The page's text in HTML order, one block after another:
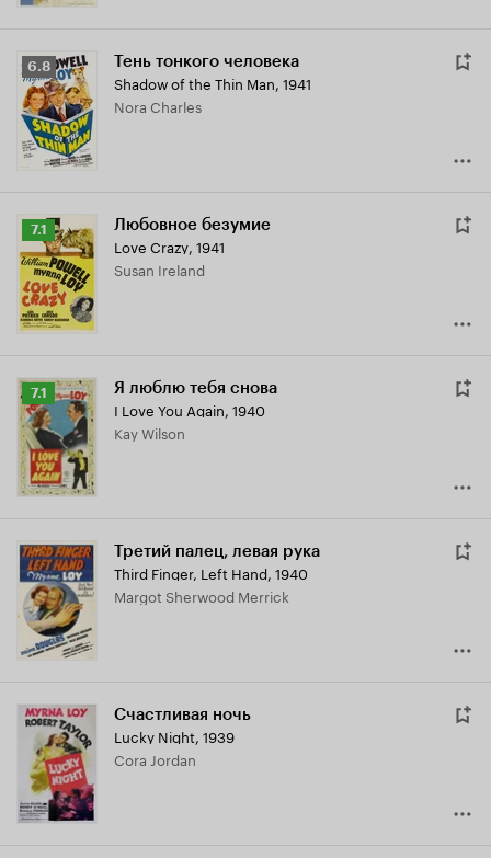
Рейтинг
Кинопоиска
6.8
6.8 Тень тонкого человека
Shadow of the Thin Man, 1941
Nora Charles
Рейтинг
Кинопоиска
7.1
7.1 Любовное безумие
Love Crazy, 1941
Susan Ireland
Рейтинг
Кинопоиска
7.1
7.1 Я люблю тебя снова
I Love You Again, 1940
Kay Wilson
Третий палец, левая рука
Third Finger, Left Hand, 1940
Margot Sherwood Merrick
Счастливая ночь
Lucky Night, 1939
Cora Jordan